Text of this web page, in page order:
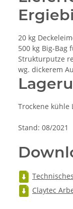
20 kg
500 kg Big-Bag
Strukturputze
wg. dickerem
Trockene kühle
Stand: 08/2021
Claytec